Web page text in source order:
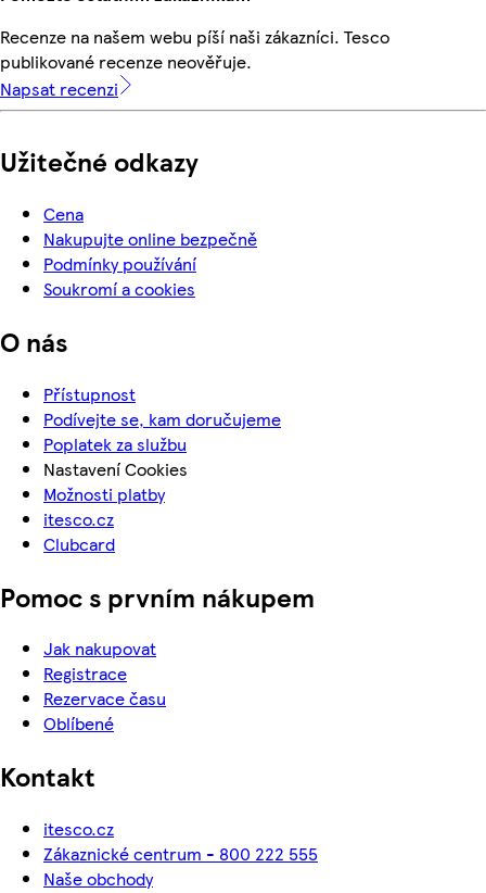
Recenze na našem webu píší naši zákazníci. Tesco
publikované recenze neověřuje.
Napsat recenzi
Užitečné odkazy
Cena
Nakupujte online bezpečně
Podmínky používání
Soukromí a cookies
O nás
Přístupnost
Podívejte se, kam doručujeme
Poplatek za službu
Nastavení Cookies
Možnosti platby
itesco.cz
Clubcard
Pomoc s prvním nákupem
Jak nakupovat
Registrace
Rezervace času
Oblíbené
Kontakt
itesco.cz
Zákaznické centrum - 800 222 555
Naše obchody